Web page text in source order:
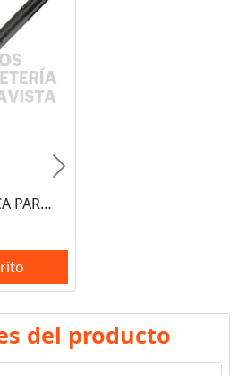
BMAX5/8X13 BROCA PARA CONCRETO DE ACERO SDS MAX 5/8" X 13" CON PUNTA REFORZADA URREA
Siguiente
del producto